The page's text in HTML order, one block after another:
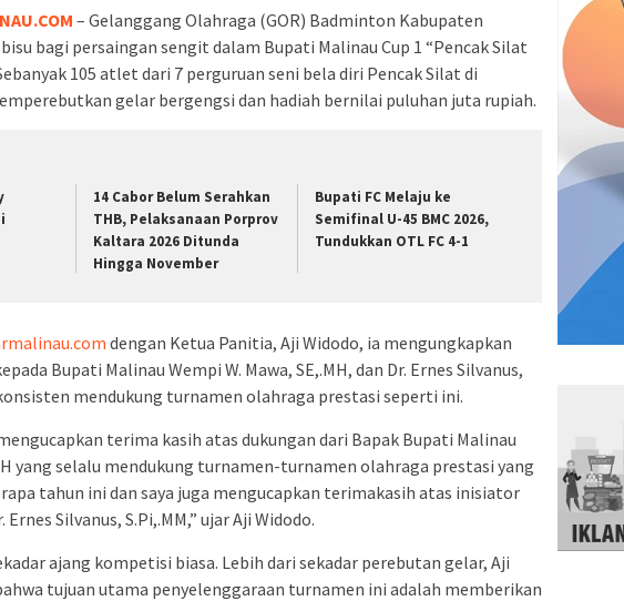
– Gelanggang Olahraga (GOR) Badminton Kabupaten
bagi persaingan sengit dalam Bupati Malinau Cup 1 “Pencak Silat
105 atlet dari 7 perguruan seni bela diri Pencak Silat di
gelar bergengsi dan hadiah bernilai puluhan juta rupiah.
14 Cabor Belum Serahkan
THB, Pelaksanaan Porprov
Kaltara 2026 Ditunda
Hingga November
Bupati FC Melaju ke
Semifinal U-45 BMC 2026,
Tundukkan OTL FC 4-1
dengan Ketua Panitia, Aji Widodo, ia mengungkapkan
Bupati Malinau Wempi W. Mawa, SE,.MH, dan Dr. Ernes Silvanus,
mendukung turnamen olahraga prestasi seperti ini.
terima kasih atas dukungan dari Bapak Bupati Malinau
yang selalu mendukung turnamen-turnamen olahraga prestasi yang
tahun ini dan saya juga mengucapkan terimakasih atas inisiator
Silvanus, S.Pi,.MM,” ujar Aji Widodo.
ajang kompetisi biasa. Lebih dari sekadar perebutan gelar, Aji
tujuan utama penyelenggaraan turnamen ini adalah memberikan